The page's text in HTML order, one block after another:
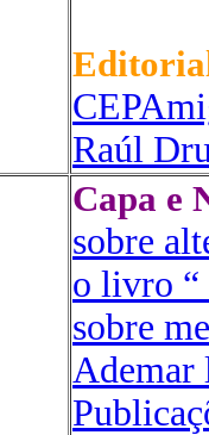
Raúl
Capa e
sobre
o livro “
sobre
Ademar